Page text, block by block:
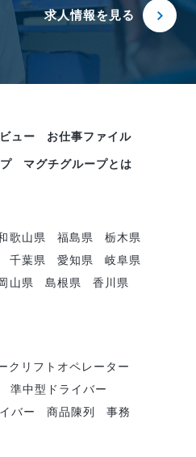
求人情報を見る
ュー お仕事ファイル
マグチグループとは
歌山県 福島県
栃木県
千葉県 愛知県
岐阜県
山県 島根県
香川県
クリフトオペレーター
準中型ドライバー
バー 商品陳列
事務